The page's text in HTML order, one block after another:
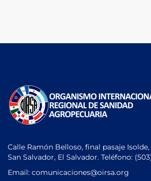
Calle Ramón Belloso, final pasaje
San Salvador, El Salvador. Teléfono:
Email: comunicaciones@oirsa.org